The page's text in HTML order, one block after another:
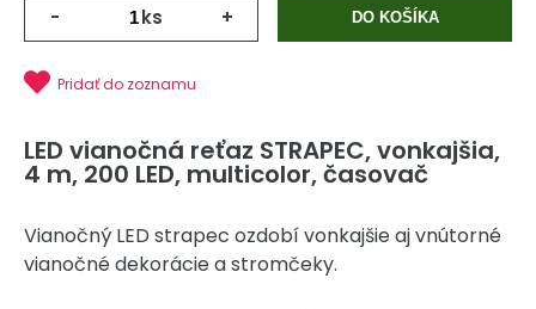
- ks + DO KOŠÍKA
Pridať do zoznamu
LED vianočná reťaz STRAPEC, vonkajšia,
4 m, 200 LED, multicolor, časovač
Vianočný LED strapec ozdobí vonkajšie aj vnútorné
vianočné dekorácie a stromčeky.